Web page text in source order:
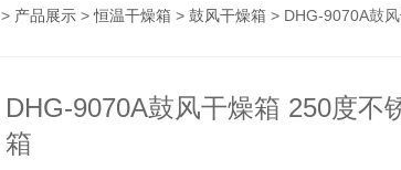
> 产品展示 >恒温干燥箱 > 鼓风干燥箱 > DHG-9070A鼓风干燥
DHG-9070A鼓风干燥箱 250度不
箱